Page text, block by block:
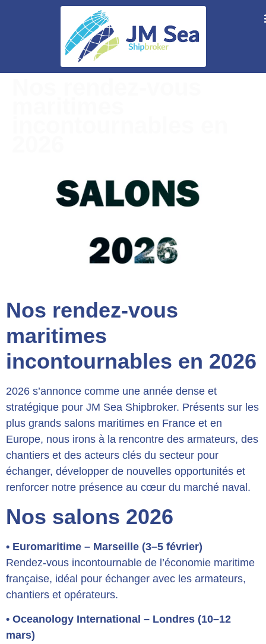
Nos rendez-vous
maritimes
incontournables en 2026
2026 s’annonce comme une année dense et
stratégique pour JM Sea Shipbroker. Présents sur les
plus grands salons maritimes en France et en
Europe, nous irons à la rencontre des armateurs, des
chantiers et des acteurs clés du secteur pour
échanger, développer de nouvelles opportunités et
renforcer notre présence au cœur du marché naval.
Nos salons 2026
• Euromaritime – Marseille (3–5 février)
Rendez-vous incontournable de l’économie maritime
française, idéal pour échanger avec les armateurs,
chantiers et opérateurs.
• Oceanology International – Londres (10–12
mars)